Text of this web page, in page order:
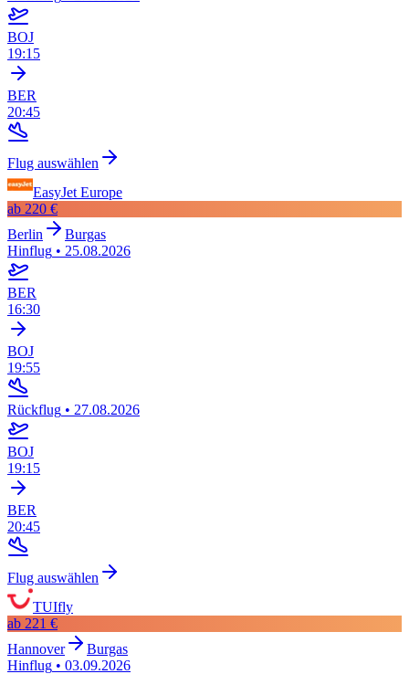
BOJ
19:15
BER
20:45
Flug auswählen
EasyJet Europe
ab 220 €
Berlin
Burgas
Hinflug • 25.08.2026
BER
16:30
BOJ
19:55
Rückflug • 27.08.2026
BOJ
19:15
BER
20:45
Flug auswählen
TUIfly
ab 221 €
Hannover
Burgas
Hinflug • 03.09.2026